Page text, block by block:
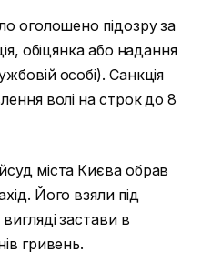
оголошено підозру за
обіцянка або надання
особі). Санкція
волі на строк до 8
міста Києва обрав
Його взяли під
застави в
гривень.